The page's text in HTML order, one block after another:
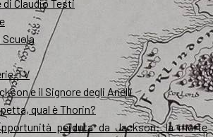
di Claudio Testi
Scuola
TV
e il Signore degli Anelli
qual è Thorin?
perduta da Jackson: la morte